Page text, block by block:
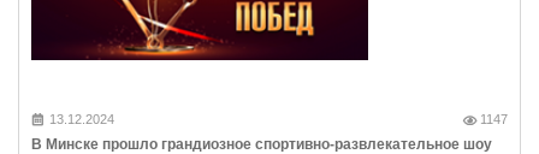
13.12.2024 1147
В Минске прошло грандиозное спортивно-развлекательное шоу